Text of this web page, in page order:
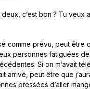
c’est bon ? Tu veux
comme prévu, peut être
personnes fatiguées
Si on m’avait
arrivé, peut être que
pressées d’aller